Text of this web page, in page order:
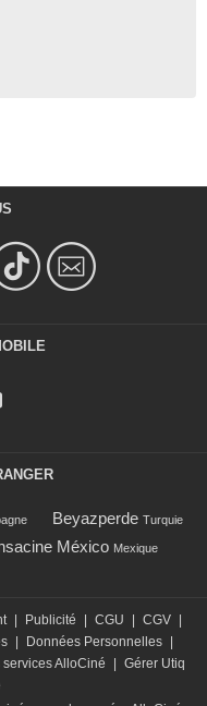
Beyazperde Turquie
México Mexique
Publicité CGU CGV
Données Personnelles
services AlloCiné
Gérer Utiq